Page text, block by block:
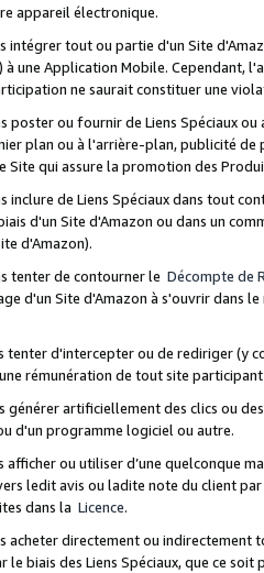
appareil électronique.
intégrer tout ou partie d'un Site
une Application Mobile. Cependant,
ne saurait constituer une
poster ou fournir de Liens Spéciaux
plan ou à l'arrière-plan, publicité
Site qui assure la promotion des
inclure de Liens Spéciaux dans tout
d'un Site d'Amazon ou dans un
d'Amazon).
tenter de contourner le Décompte de
d'un Site d'Amazon à s'ouvrir dans
tenter d'intercepter ou de rediriger
rémunération de tout site
générer artificiellement des clics ou
d'un programme logiciel ou autre.
afficher ou utiliser d’une quelconque
ledit avis ou ladite note du client
dans la Licence.
acheter directement ou
le biais des Liens Spéciaux, que ce